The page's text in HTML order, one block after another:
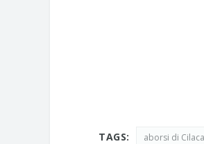
TAGS: aborsi di